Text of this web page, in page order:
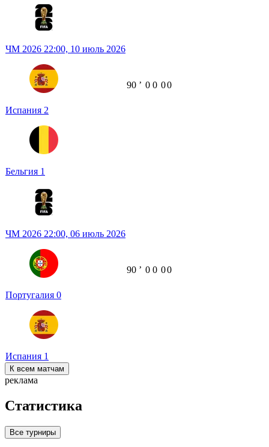
ЧМ 2026 22:00, 10 июль 2026
Испания 2
Бельгия 1
90 ʼ 0 0 00
ЧМ 2026 22:00, 06 июль 2026
Португалия 0
Испания 1
90 ʼ 0 0 00
К всем матчам
реклама
Статистика
Все турниры